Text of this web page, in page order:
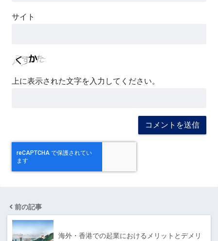
サイト
上に表示された文字を入力してください。
前の記事
海外・香港での起業におけるメリットとデメリ